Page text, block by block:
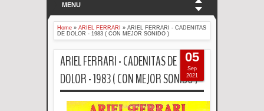
MENU
Home » ARIEL FERRARI » ARIEL FERRARI - CADENITAS
DE DOLOR - 1983 ( CON MEJOR SONIDO )
ARIEL FERRARI - CADENITAS DE
DOLOR - 1983 ( CON MEJOR SONIDO )
05
Sep
2021